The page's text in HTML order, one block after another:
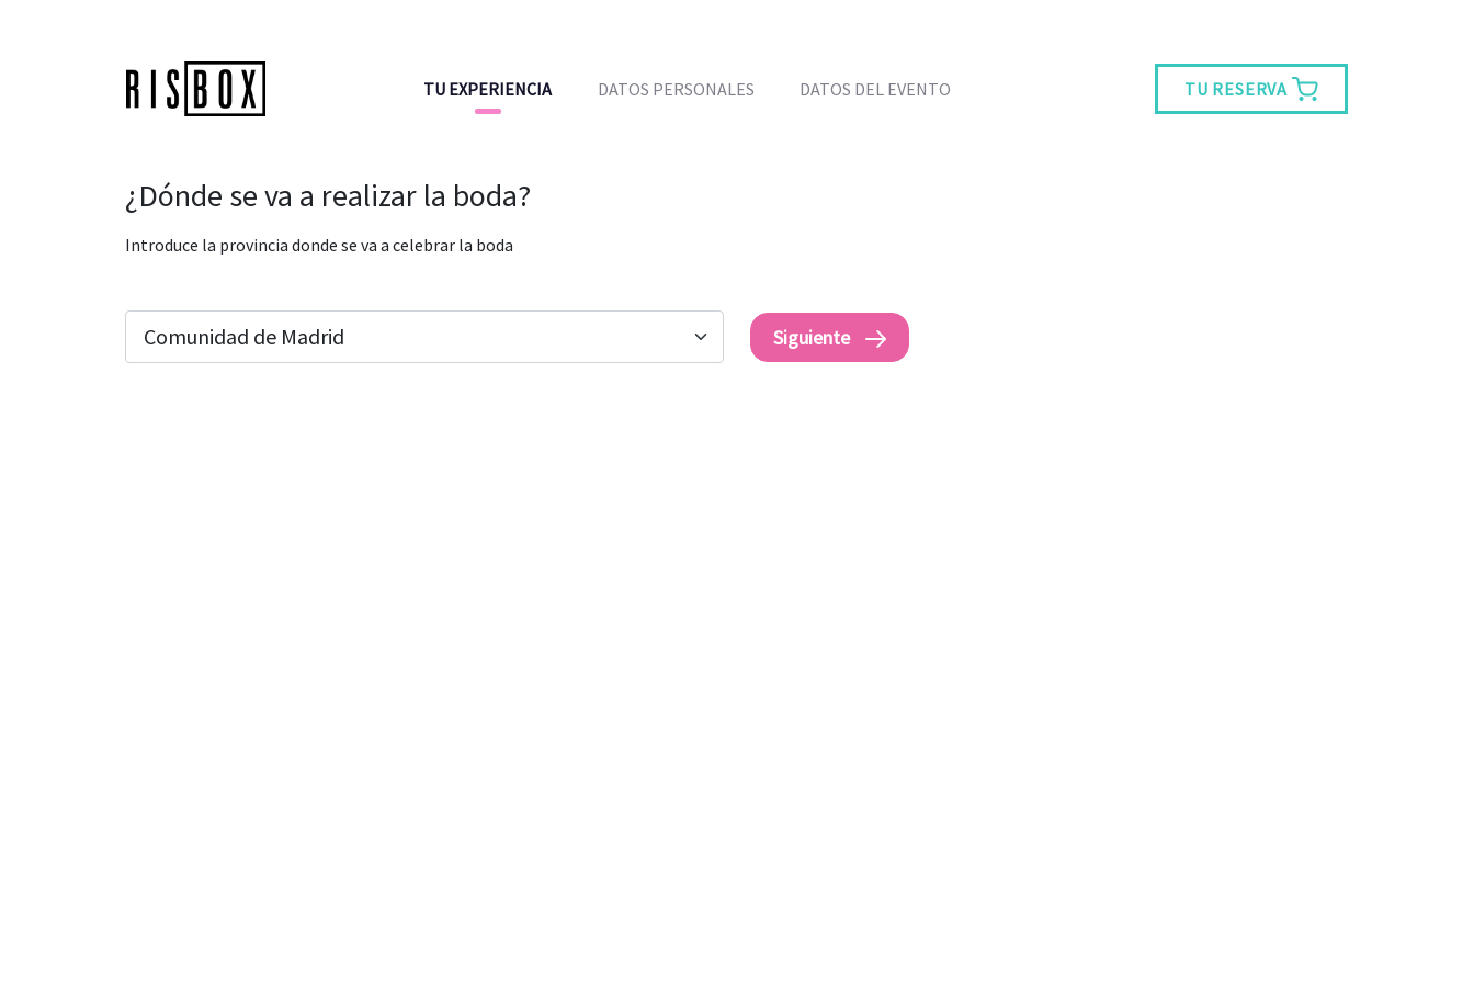
TU EXPERIENCIA DATOS PERSONALES DATOS DEL EVENTO TU RESERVA
¿Dónde se va a realizar la boda?
Introduce la provincia donde se va a celebrar la boda
Siguiente